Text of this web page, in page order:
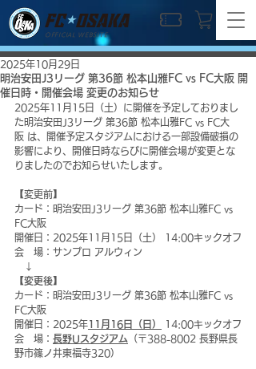
OFFICIAL WEBSITE
明治安田J3リーグ 第36節 松本山雅FC vs FC大阪 開
催日時・開催会場 変更のお知らせ
2025年10月29日
2025年11月15日（土）に開催を予定しておりまし
た明治安田J3リーグ 第36節 松本山雅FC vs FC大
阪 は、開催予定スタジアムにおける一部設備破損の
影響により、開催日時ならびに開催会場が変更とな
りましたのでお知らせいたします。
【変更前】
カード：明治安田J3リーグ 第36節 松本山雅FC vs
FC大阪
開催日：2025年11月15日（土） 14:00キックオフ
会　場：サンプロ アルウィン
↓
【変更後】
カード：明治安田J3リーグ 第36節 松本山雅FC vs
FC大阪
開催日：2025年11月16日（日）
14:00キックオフ
会　場： 長野Uスタジアム （〒388-8002 長野県長
野市篠ノ井東福寺320）